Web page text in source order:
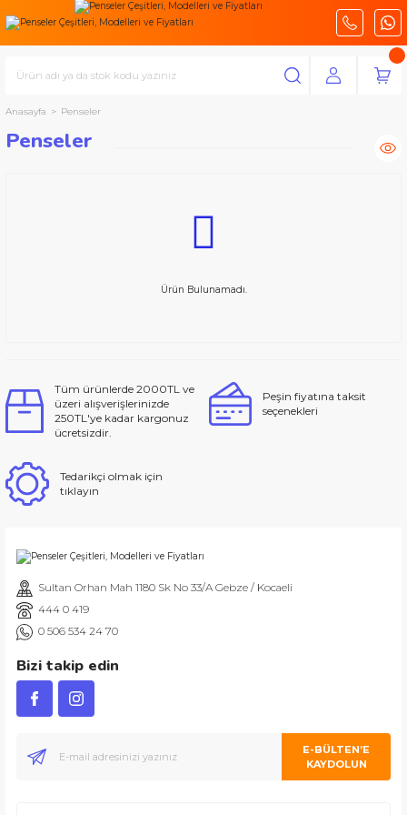
Anasayfa Penseler
Penseler
Ürün Bulunamadı.
Tüm ürünlerde 2000TL ve
üzeri alışverişlerinizde
250TL'ye kadar kargonuz
ücretsizdir.
Peşin fiyatına taksit
seçenekleri
Tedarikçi olmak için
tıklayın
Sultan Orhan Mah 1180 Sk No 33/A Gebze / Kocaeli
444 0 419
0 506 534 24 70
Bizi takip edin
E-BÜLTEN’E
KAYDOLUN